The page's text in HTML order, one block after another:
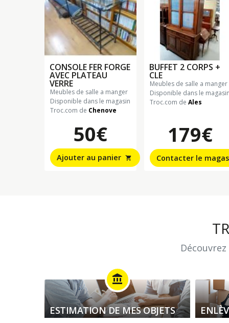
CONSOLE FER FORGE
AVEC PLATEAU
VERRE
meubles de salle a manger
Disponible dans le magasin
Troc.com de Chenove
50€
Ajouter au panier shopping_cart
BUFFET 2 CORPS +
CLE
meubles de salle a manger
Disponible dans le
Troc.com de Ales
179€
Contacter le
account_balance
ESTIMATION DE MES OBJETS